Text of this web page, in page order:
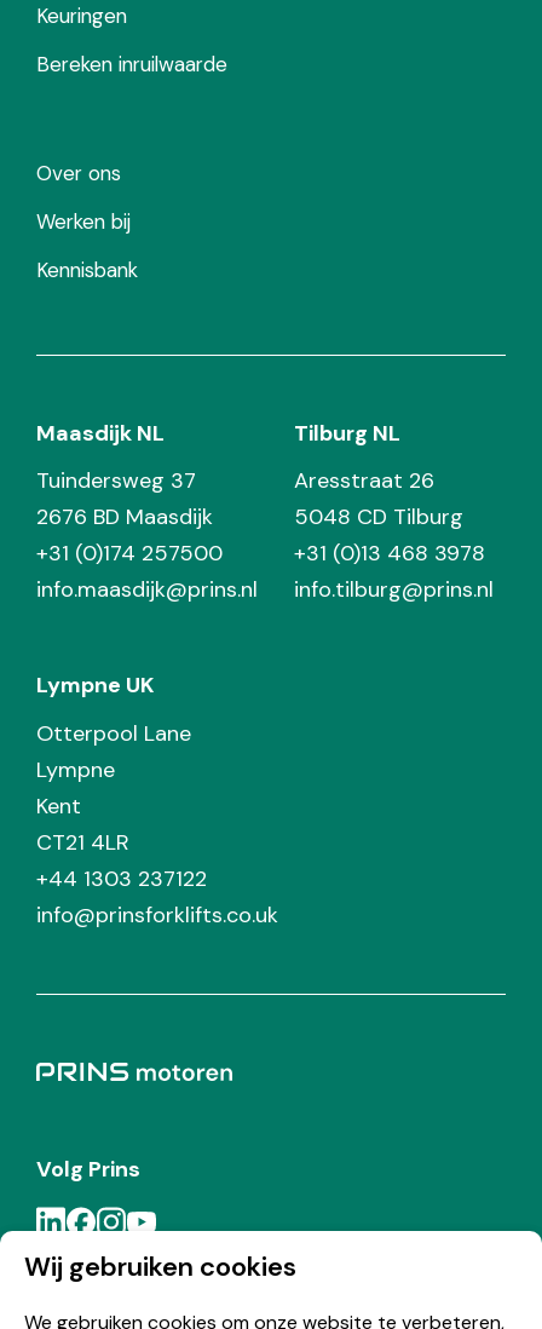
Wij gebruiken cookies
We gebruiken cookies om onze website te verbeteren,
Keuringen
Bereken inruilwaarde
Over ons
Werken bij
Kennisbank
Maasdijk NL
Tuindersweg 37
2676 BD Maasdijk
+31 (0)174 257500
info.maasdijk@prins.nl
Tilburg NL
Aresstraat 26
5048 CD Tilburg
+31 (0)13 468 3978
info.tilburg@prins.nl
Lympne UK
Otterpool Lane
Lympne
Kent
CT21 4LR
+44 1303 237122
info@prinsforklifts.co.uk
Volg Prins
Meld je aan voor de Prins nieuwsbrief